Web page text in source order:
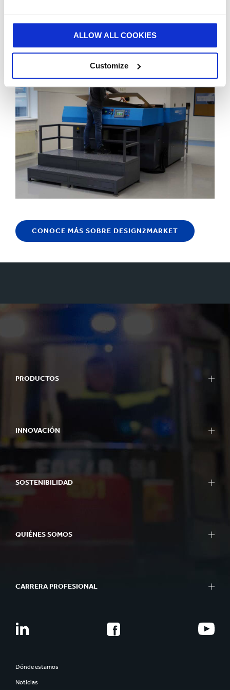
ALLOW ALL COOKIES
Customize
Países Bajos, está en pleno funcionamiento desde
CONOCE MÁS SOBRE DESIGN2MARKET
PRODUCTOS
INNOVACIÓN
SOSTENIBILIDAD
QUIÉNES SOMOS
CARRERA PROFESIONAL
Dónde estamos
Noticias